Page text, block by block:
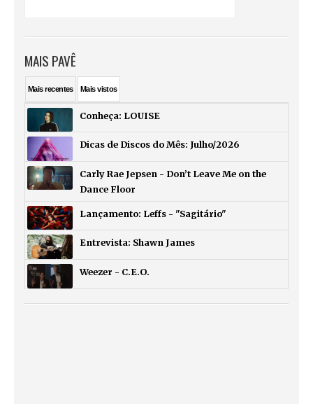
MAIS PAVÊ
Maisrecentes Maisvistos
Conheça: LOUISE
Dicas de Discos do Mês: Julho/2026
Carly Rae Jepsen - Don’t Leave Me on the
Dance Floor
Lançamento: Leffs - "Sagitário"
Entrevista: Shawn James
Weezer - C.E.O.